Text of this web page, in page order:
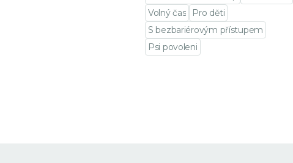
Volný čas
Pro děti
S bezbariérovým přístupem
Psi povoleni